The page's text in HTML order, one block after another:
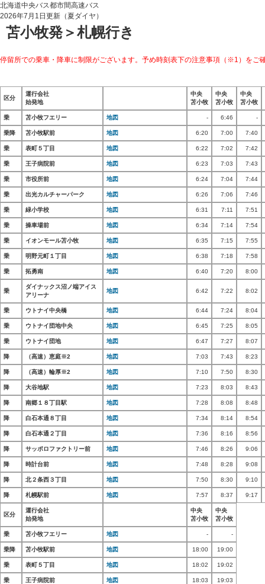
北海道中央バス都市間高速バス
2026年7月1日更新（夏ダイヤ）
苫小牧発＞札幌行き
停留所での乗車・降車に制限がございます。予め時刻表下の注意事項（※1）をご
区分
運行会社
始発地
中央
苫小牧
中央
苫小牧
中央
苫小牧
乗 苫小牧フエリー 地図 - 6:46 -
乗降 苫小牧駅前 地図 6:20 7:00 7:40
乗 表町５丁目 地図 6:22 7:02 7:42
乗 王子病院前 地図 6:23 7:03 7:43
乗 市役所前 地図 6:24 7:04 7:44
乗 出光カルチャーパーク 地図 6:26 7:06 7:46
乗 緑小学校 地図 6:31 7:11 7:51
乗 操車場前 地図 6:34 7:14 7:54
乗 イオンモール苫小牧 地図 6:35 7:15 7:55
乗 明野元町１丁目 地図 6:38 7:18 7:58
乗 拓勇南 地図 6:40 7:20 8:00
乗
ダイナックス沼ノ端アイス
アリーナ
地図 6:42 7:22 8:02
乗 ウトナイ中央橋 地図 6:44 7:24 8:04
乗 ウトナイ団地中央 地図 6:45 7:25 8:05
乗 ウトナイ団地 地図 6:47 7:27 8:07
降 （高速）恵庭※2 地図 7:03 7:43 8:23
降 （高速）輪厚※2 地図 7:10 7:50 8:30
降 大谷地駅 地図 7:23 8:03 8:43
降 南郷１８丁目駅 地図 7:28 8:08 8:48
降 白石本通８丁目 地図 7:34 8:14 8:54
降 白石本通２丁目 地図 7:36 8:16 8:56
降 サッポロファクトリー前 地図 7:46 8:26 9:06
降 時計台前 地図 7:48 8:28 9:08
降 北２条西３丁目 地図 7:50 8:30 9:10
降 札幌駅前 地図 7:57 8:37 9:17
区分
運行会社
始発地
中央
苫小牧
中央
苫小牧
乗 苫小牧フエリー 地図 - -
乗降 苫小牧駅前 地図 18:00 19:00
乗 表町５丁目 地図 18:02 19:02
乗 王子病院前 地図 18:03 19:03